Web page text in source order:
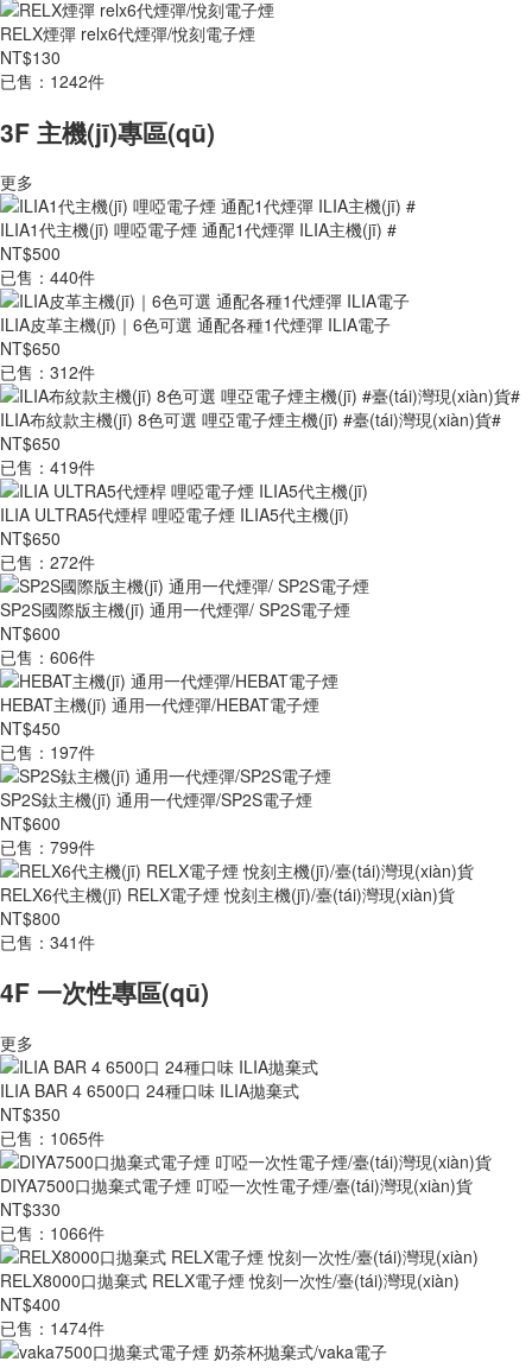
RELX煙彈 relx6代煙彈/悅刻電子煙
NT$130
已售：1242件
3F 主機(jī)專區(qū)
更多
ILIA1代主機(jī) 哩啞電子煙 通配1代煙彈 ILIA主機(jī) #
NT$500
已售：440件
ILIA皮革主機(jī)｜6色可選 通配各種1代煙彈 ILIA電子
NT$650
已售：312件
ILIA布紋款主機(jī) 8色可選 哩亞電子煙主機(jī) #臺(tái)灣現(xiàn)貨#
NT$650
已售：419件
ILIA ULTRA5代煙桿 哩啞電子煙 ILIA5代主機(jī)
NT$650
已售：272件
SP2S國際版主機(jī) 通用一代煙彈/ SP2S電子煙
NT$600
已售：606件
HEBAT主機(jī) 通用一代煙彈/HEBAT電子煙
NT$450
已售：197件
SP2S鈦主機(jī) 通用一代煙彈/SP2S電子煙
NT$600
已售：799件
RELX6代主機(jī) RELX電子煙 悅刻主機(jī)/臺(tái)灣現(xiàn)貨
NT$800
已售：341件
4F 一次性專區(qū)
更多
ILIA BAR 4 6500口 24種口味 ILIA拋棄式
NT$350
已售：1065件
DIYA7500口拋棄式電子煙 叮啞一次性電子煙/臺(tái)灣現(xiàn)貨
NT$330
已售：1066件
RELX8000口拋棄式 RELX電子煙 悅刻一次性/臺(tái)灣現(xiàn)
NT$400
已售：1474件